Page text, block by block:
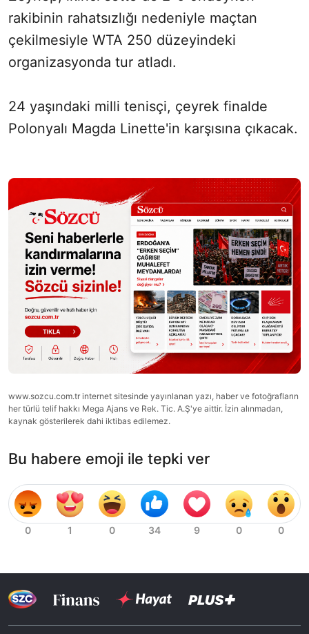
rakibinin rahatsızlığı nedeniyle maçtan
çekilmesiyle WTA 250 düzeyindeki
organizasyonda tur atladı.
24 yaşındaki milli tenisçi, çeyrek finalde
Polonyalı Magda Linette'in karşısına çıkacak.
www.sozcu.com.tr internet sitesinde yayınlanan yazı, haber ve fotoğrafların
her türlü telif hakkı Mega Ajans ve Rek. Tic. A.Ş'ye aittir. İzin alınmadan,
kaynak gösterilerek dahi iktibas edilemez.
Bu habere emoji ile tepki ver